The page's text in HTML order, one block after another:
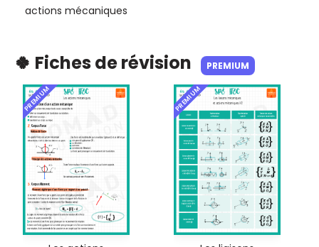
actions mécaniques
🍀 Fiches de révision PREMIUM
PREMIUM PREMIUM